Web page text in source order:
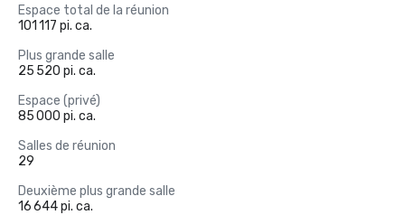
Espace total de la réunion
101 117 pi. ca.
Plus grande salle
25 520 pi. ca.
Espace (privé)
85 000 pi. ca.
Salles de réunion
29
Deuxième plus grande salle
16 644 pi. ca.